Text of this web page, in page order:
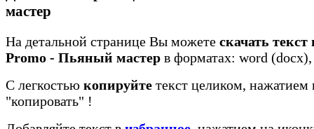
мастер
На детальной странице Вы можете скачать
Promo - Пьяный мастер в форматах: word
С легкостью копируйте текст целиком, нажатием
"копировать" !